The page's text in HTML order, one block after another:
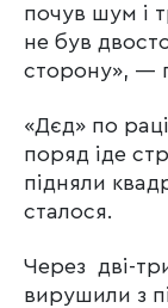
почув шум і
не був
сторону», —
«Дєд» по
поряд іде
підняли
сталося.
Через дві-
вирушили з